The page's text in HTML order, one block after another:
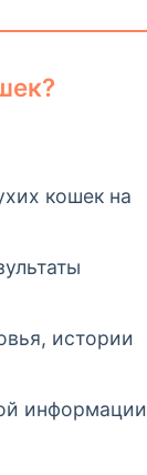
кошек на
истории
информации